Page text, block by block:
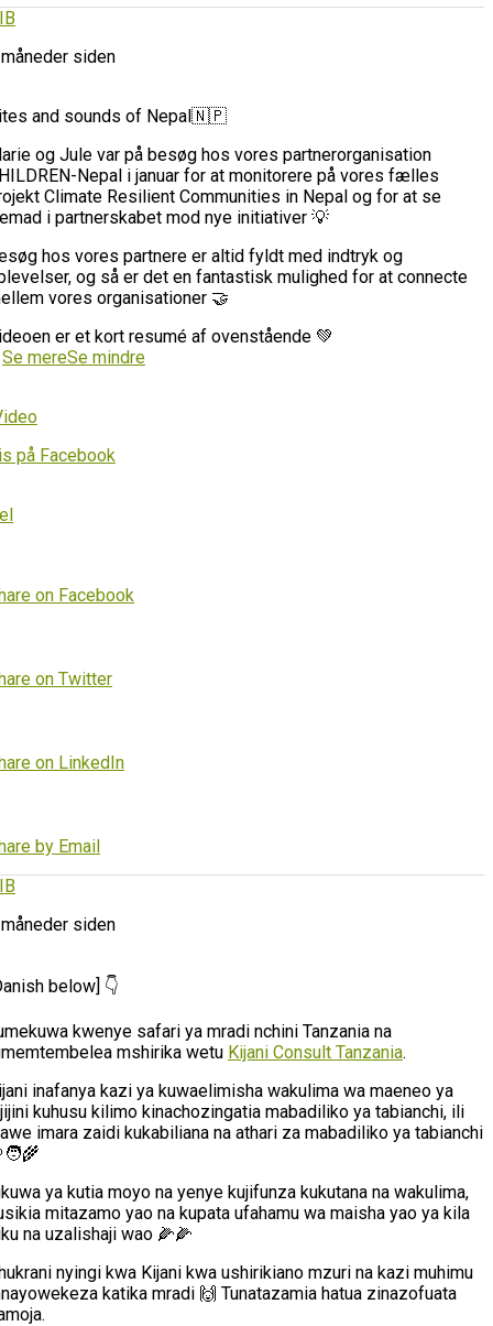
siden
and sounds of Nepal🇳🇵
og Jule var på besøg hos vores partnerorganisation
Nepal i januar for at monitorere på vores fælles
Climate Resilient Communities in Nepal og for at se
i partnerskabet mod nye initiativer 💡
hos vores partnere er altid fyldt med indtryk og
og så er det en fantastisk mulighed for at connecte
vores organisationer 🤝
er et kort resumé af ovenstående 💚
Se mereSe mindre
på Facebook
on Facebook
on Twitter
on LinkedIn
by Email
siden
below] 👇
kwenye safari ya mradi nchini Tanzania na
mshirika wetu Kijani Consult Tanzania.
inafanya kazi ya kuwaelimisha wakulima wa maeneo ya
kuhusu kilimo kinachozingatia mabadiliko ya tabianchi, ili
imara zaidi kukabiliana na athari za mabadiliko ya tabianchi
ya kutia moyo na yenye kujifunza kukutana na wakulima,
mitazamo yao na kupata ufahamu wa maisha yao ya kila
na uzalishaji wao 🌽🌽
nyingi kwa Kijani kwa ushirikiano mzuri na kazi muhimu
katika mradi 🙌 Tunatazamia hatua zinazofuata